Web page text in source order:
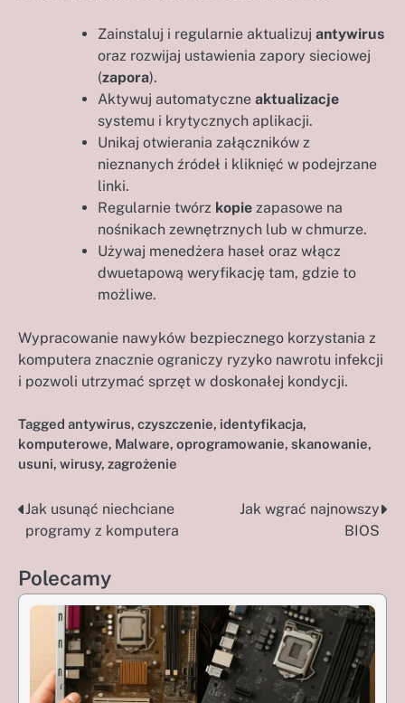
Zainstaluj i regularnie aktualizuj antywirus
oraz rozwijaj ustawienia zapory sieciowej
(zapora).
Aktywuj automatyczne aktualizacje
systemu i krytycznych aplikacji.
Unikaj otwierania załączników z
nieznanych źródeł i kliknięć w podejrzane
linki.
Regularnie twórz kopie zapasowe na
nośnikach zewnętrznych lub w chmurze.
Używaj menedżera haseł oraz włącz
dwuetapową weryfikację tam, gdzie to
możliwe.
Wypracowanie nawyków bezpiecznego korzystania z
komputera znacznie ograniczy ryzyko nawrotu infekcji
i pozwoli utrzymać sprzęt w doskonałej kondycji.
Tagged antywirus, czyszczenie, identyfikacja,
komputerowe, Malware, oprogramowanie, skanowanie,
usuni, wirusy, zagrożenie
Nawigacja
wpisu
Jak usunąć niechciane
programy z komputera
Jak wgrać najnowszy
BIOS
Polecamy